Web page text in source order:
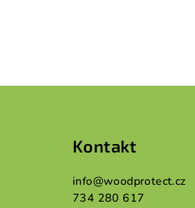
Kontakt
info@woodprotect.cz
734 280 617